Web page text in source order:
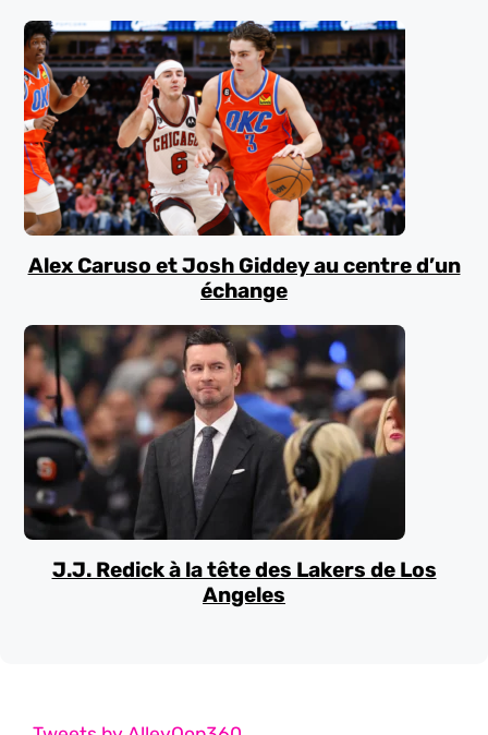
Alex Caruso et Josh Giddey au centre d’un
échange
J.J. Redick à la tête des Lakers de Los
Angeles